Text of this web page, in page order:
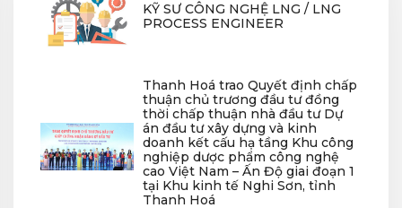
KỸ SƯ CÔNG NGHỆ LNG / LNG
PROCESS ENGINEER
Thanh Hoá trao Quyết định chấp
thuận chủ trương đầu tư đồng
thời chấp thuận nhà đầu tư Dự
án đầu tư xây dựng và kinh
doanh kết cấu hạ tầng Khu công
nghiệp dược phẩm công nghệ
cao Việt Nam – Ấn Độ giai đoạn 1
tại Khu kinh tế Nghi Sơn, tỉnh
Thanh Hoá